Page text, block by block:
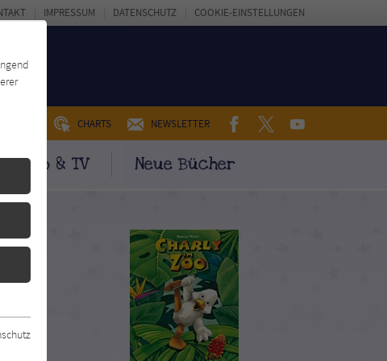
CHARTS NEWSLETTER FACEBOOKTWITTERYOUTUBE
Kino & TV Neue Bücher
IMPRESSUM DATENSCHUTZ COOKIE-EINSTELLUNGEN